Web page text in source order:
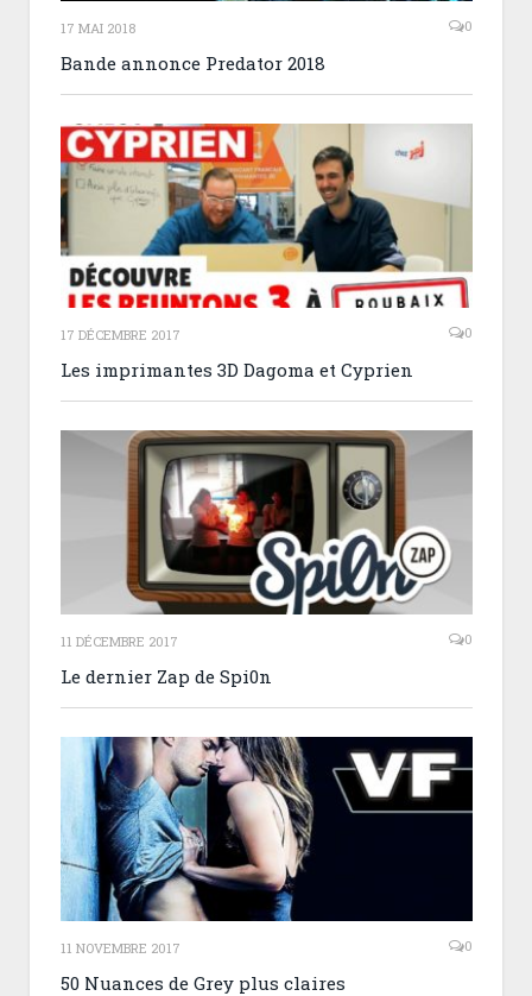
17 MAI 2018 0
Bande annonce Predator 2018
17 DÉCEMBRE 2017 0
Les imprimantes 3D Dagoma et Cyprien
11 DÉCEMBRE 2017 0
Le dernier Zap de Spi0n
11 NOVEMBRE 2017 0
50 Nuances de Grey plus claires